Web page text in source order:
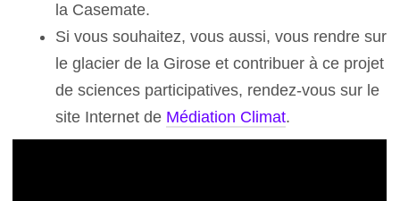
la Casemate.
Si vous souhaitez, vous aussi, vous rendre sur
le glacier de la Girose et contribuer à ce projet
de sciences participatives, rendez-vous sur le
site Internet de Médiation Climat.